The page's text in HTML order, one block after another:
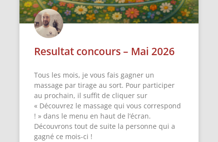
Resultat concours – Mai 2026
Tous les mois, je vous fais gagner un
massage par tirage au sort. Pour participer
au prochain, il suffit de cliquer sur
« Découvrez le massage qui vous correspond
! » dans le menu en haut de l’écran.
Découvrons tout de suite la personne qui a
gagné ce mois-ci !